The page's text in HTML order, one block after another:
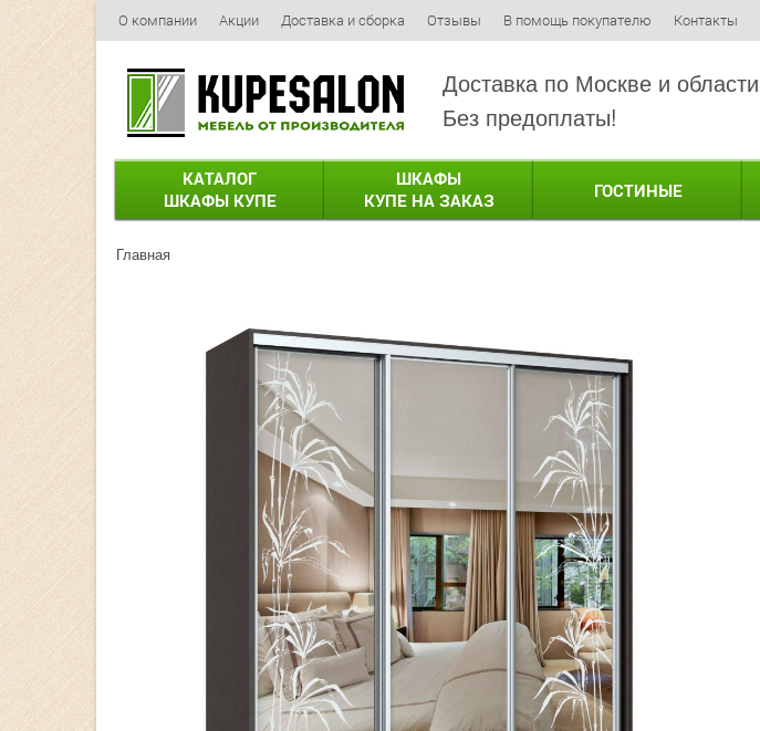
О компании Акции Доставка и сборка Отзывы В помощь покупателю Контакты
Доставка по Москве и области
Без предоплаты!
КАТАЛОГ
ШКАФЫ КУПЕ
ШКАФЫ
КУПЕ НА ЗАКАЗ
ГОСТИНЫЕ
Главная